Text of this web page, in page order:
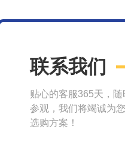
联系我们
贴心的客服365天，
参观，我们将竭诚为
选购方案！